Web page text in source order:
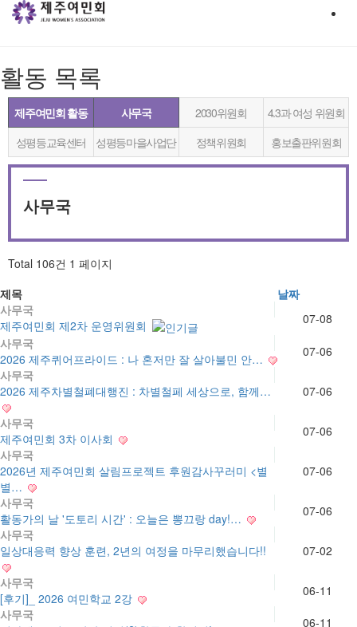
활동 목록
제주여민회 활동 사무국 2030위원회
4.3과 여성 위원회
성평등교육센터
성평등마을사업단 정책위원회 홍보출판위원회
사무국
Total 106건 1 페이지
제목
날짜
사무국
제주여민회 제2차 운영위원회
07-08
사무국
2026 제주퀴어프라이드 : 나 혼저만 잘 살아불민 안…
07-06
사무국
2026 제주차별철폐대행진 : 차별철페 세상으로, 함께…
07-06
사무국
제주여민회 3차 이사회
07-06
사무국
2026년 제주여민회 살림프로젝트 후원감사꾸러미 <별
별…
07-06
사무국
활동가의 날 '도토리 시간' : 오늘은 뽕끄랑 day!…
07-06
사무국
일상대응력 향상 훈련, 2년의 여정을 마무리했습니다!!
07-02
사무국
[후기]_ 2026 여민학교 2강
06-11
사무국
06-11